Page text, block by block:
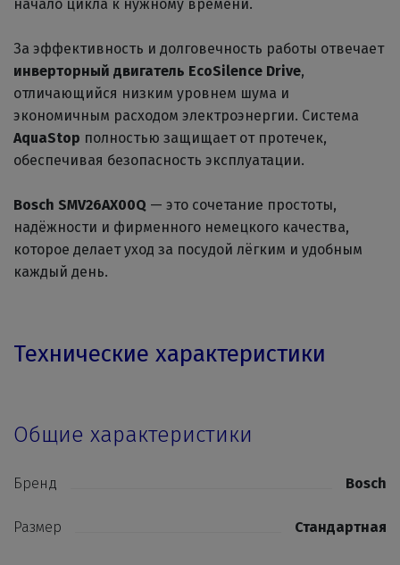
начало цикла к нужному времени.
За эффективность и долговечность работы отвечает
инверторный двигатель EcoSilence Drive,
отличающийся низким уровнем шума и
экономичным расходом электроэнергии. Система
AquaStop полностью защищает от протечек,
обеспечивая безопасность эксплуатации.
Bosch SMV26AX00Q — это сочетание простоты,
надёжности и фирменного немецкого качества,
которое делает уход за посудой лёгким и удобным
каждый день.
Технические характеристики
Общие характеристики
Бренд Bosch
Размер Стандартная